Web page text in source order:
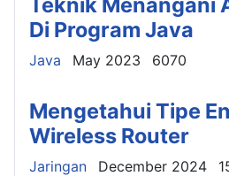
Di Program Java
Details
Java May 2023 6070
Mengetahui Tipe
Wireless Router
Details
Jaringan December 2024